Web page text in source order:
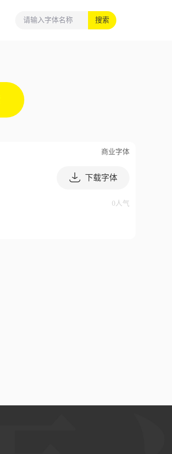
搜索
商业字体
下载字体
0人气